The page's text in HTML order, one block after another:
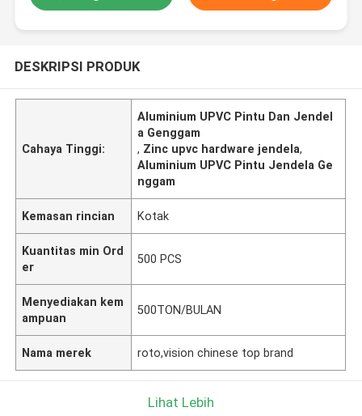
DESKRIPSI PRODUK
Cahaya Tinggi:
Aluminium UPVC Pintu Dan Jendel
a Genggam
, Zinc upvc hardware jendela,
Aluminium UPVC Pintu Jendela Ge
nggam
Kemasan rincian Kotak
Kuantitas min Ord
er
500 PCS
Menyediakan kem
ampuan
500TON/BULAN
Nama merek roto,vision chinese top brand
Lihat Lebih